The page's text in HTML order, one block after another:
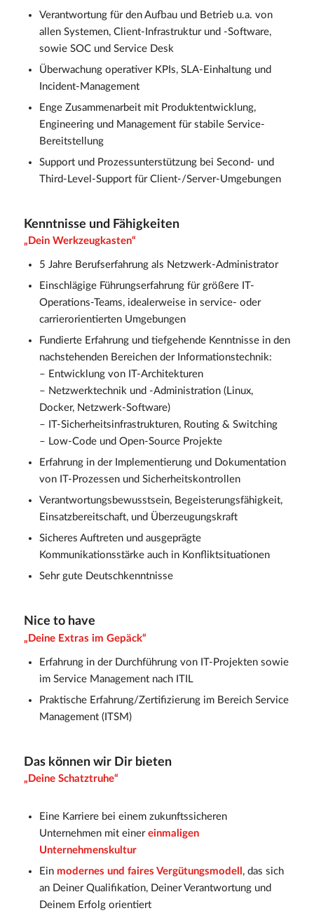
Verantwortung für den Aufbau und Betrieb u.a. von
allen Systemen, Client-Infrastruktur und -Software,
sowie SOC und Service Desk
Überwachung operativer KPIs, SLA-Einhaltung und
Incident-Management
Enge Zusammenarbeit mit Produktentwicklung,
Engineering und Management für stabile Service-
Bereitstellung
Support und Prozessunterstützung bei Second- und
Third-Level-Support für Client-/Server-Umgebungen
Kenntnisse und Fähigkeiten
„Dein Werkzeugkasten“
5 Jahre Berufserfahrung als Netzwerk-Administrator
Einschlägige Führungserfahrung für größere IT-
Operations-Teams, idealerweise in service- oder
carrierorientierten Umgebungen
Fundierte Erfahrung und tiefgehende Kenntnisse in den
nachstehenden Bereichen der Informationstechnik:
– Entwicklung von IT-Architekturen
– Netzwerktechnik und -Administration (Linux,
Docker, Netzwerk-Software)
– IT-Sicherheitsinfrastrukturen, Routing & Switching
– Low-Code und Open-Source Projekte
Erfahrung in der Implementierung und Dokumentation
von IT-Prozessen und Sicherheitskontrollen
Verantwortungsbewusstsein, Begeisterungsfähigkeit,
Einsatzbereitschaft, und Überzeugungskraft
Sicheres Auftreten und ausgeprägte
Kommunikationsstärke auch in Konfliktsituationen
Sehr gute Deutschkenntnisse
Nice to have
„Deine Extras im Gepäck“
Erfahrung in der Durchführung von IT-Projekten sowie
im Service Management nach ITIL
Praktische Erfahrung/Zertifizierung im Bereich Service
Management (ITSM)
Das können wir Dir bieten
„Deine Schatztruhe“
Eine Karriere bei einem zukunftssicheren
Unternehmen mit einer einmaligen
Unternehmenskultur
Ein modernes und faires Vergütungsmodell , das sich
an Deiner Qualifikation, Deiner Verantwortung und
Deinem Erfolg orientiert